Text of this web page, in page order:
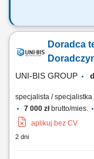
Co będziesz robić?
dopasowane do ich
pracujesz z klientami
Doradca
UNI-BIS GROUP
specjalista / specjalistka
7 000 złbrutto/mies.
aplikuj bez CV
2 dni